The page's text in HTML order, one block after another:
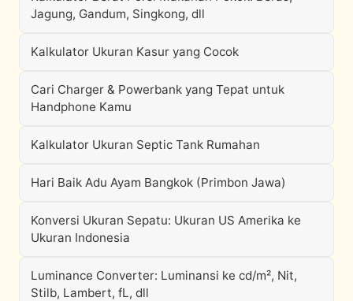
Jagung, Gandum, Singkong, dll
Kalkulator Ukuran Kasur yang Cocok
Cari Charger & Powerbank yang Tepat untuk
Handphone Kamu
Kalkulator Ukuran Septic Tank Rumahan
Hari Baik Adu Ayam Bangkok (Primbon Jawa)
Konversi Ukuran Sepatu: Ukuran US Amerika ke
Ukuran Indonesia
Luminance Converter: Luminansi ke cd/m², Nit,
Stilb, Lambert, fL, dll